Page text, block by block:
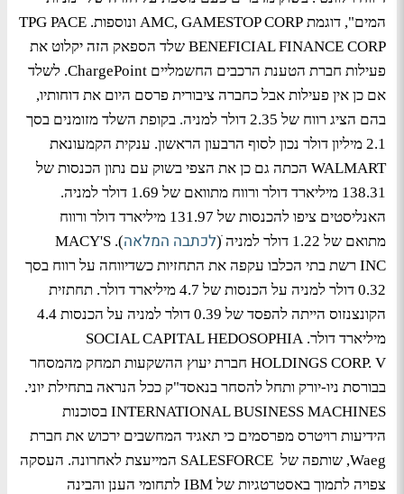
המים", דוגמת AMC, GAMESTOP CORP ונוספות. TPG PACE
BENEFICIAL FINANCE CORP שלד הספאק הזה יקלוט את
פעילות חברת הטענת הרכבים החשמליים ChargePoint. לשלד
אם כן אין פעילות אבל כחברה ציבורית פרסם היום את דוחותיו,
בהם הציג רווח של 2.35 דולר למניה. בקופת השלד מזומנים בסך
2.1 מיליון דולר נכון לסוף הרבעון הראשון. ענקית הקמעונאת
WALMART הכתה גם כן את הצפי בשוק עם נתון הכנסות של
138.31 מיליארד דולר ורווח מתוואם של 1.69 דולר למניה.
האנליסטים ציפו להכנסות של 131.97 מיליארד דולר ורווח
מתואם של 1.22 דולר למניה ׁ(
לכתבה המלאה
). MACY'S
INC רשת בתי הכלבו עקפה את התחזיות כשדיווחה על רווח בסך
0.32 דולר למניה על הכנסות של 4.7 מיליארד דולר. תחתזית
הקונצנזוס הייתה להפסד של 0.39 דולר למניה על הכנסות 4.4
מיליארד דולר. SOCIAL CAPITAL HEDOSOPHIA
HOLDINGS CORP. V חברת יעוץ ההשקעות תמחק מהמסחר
בבורסת ניו-יורק ותחל להסחר בנאסד"ק ככל הנראה בתחילת יוני.
INTERNATIONAL BUSINESS MACHINES בסוכנות
הידיעות רויטרס מפרסמים כי תאגיד המחשבים ירכוש את חברת
Waeg, שותפה של SALESFORCE המייעצת לאחרונה. העסקה
צפויה לתמוך באסטרטגיות של IBM לתחומי הענן והבינה